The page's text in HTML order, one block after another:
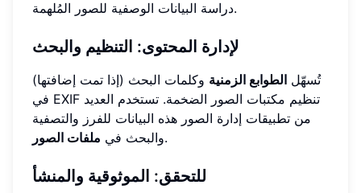
دراسة البيانات الوصفية للصور المُلهمة.
لإدارة المحتوى: التنظيم والبحث
تُسهّل الطوابع الزمنية وكلمات البحث (إذا تمت إضافتها)
في EXIF تنظيم مكتبات الصور الضخمة. تستخدم العديد
من تطبيقات إدارة الصور هذه البيانات للفرز والتصفية
والبحث في ملفات الصور .
للتحقق: الموثوقية والمنشأ